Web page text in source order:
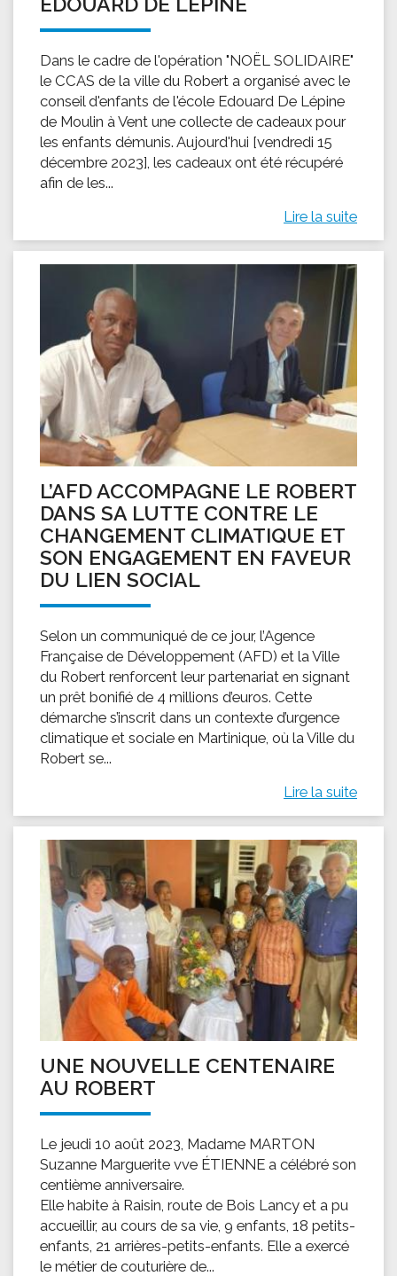
Dans le cadre de l'opération "NOËL SOLIDAIRE"
le CCAS de la ville du Robert a organisé avec le
conseil d'enfants de l'école Edouard De Lépine
de Moulin à Vent une collecte de cadeaux pour
les enfants démunis. Aujourd'hui [vendredi 15
décembre 2023], les cadeaux ont été récupéré
afin de les...
Lire la suite
L’AFD ACCOMPAGNE LE ROBERT
DANS SA LUTTE CONTRE LE
CHANGEMENT CLIMATIQUE ET
SON ENGAGEMENT EN FAVEUR
DU LIEN SOCIAL
Selon un communiqué de ce jour, l’Agence
Française de Développement (AFD) et la Ville
du Robert renforcent leur partenariat en signant
un prêt bonifié de 4 millions d’euros. Cette
démarche s’inscrit dans un contexte d’urgence
climatique et sociale en Martinique, où la Ville du
Robert se...
Lire la suite
UNE NOUVELLE CENTENAIRE
AU ROBERT
Le jeudi 10 août 2023, Madame MARTON
Suzanne Marguerite vve ÉTIENNE a célébré son
centième anniversaire.
Elle habite à Raisin, route de Bois Lancy et a pu
accueillir, au cours de sa vie, 9 enfants, 18 petits-
enfants, 21 arrières-petits-enfants. Elle a exercé
le métier de couturière de...